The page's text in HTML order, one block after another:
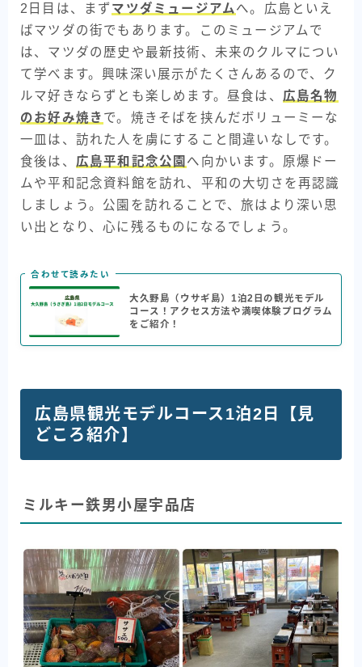
2日目は、まず マツダミュージアム へ。広島といえ
ばマツダの街でもあります。このミュージアムで
は、マツダの歴史や最新技術、未来のクルマについ
て学べます。興味深い展示がたくさんあるので、ク
ルマ好きならずとも楽しめます。昼食は、 広島名物
のお好み焼き で。焼きそばを挟んだボリューミーな
一皿は、訪れた人を虜にすること間違いなしです。
食後は、 広島平和記念公園 へ向かいます。原爆ドー
ムや平和記念資料館を訪れ、平和の大切さを再認識
しましょう。公園を訪れることで、旅はより深い思
い出となり、心に残るものになるでしょう。
合わせて読みたい
大久野島（ウサギ島）1泊2日の観光モデル
コース！アクセス方法や満喫体験プログラム
をご紹介！
広島県観光モデルコース1泊2日【見
どころ紹介】
ミルキー鉄男小屋宇品店